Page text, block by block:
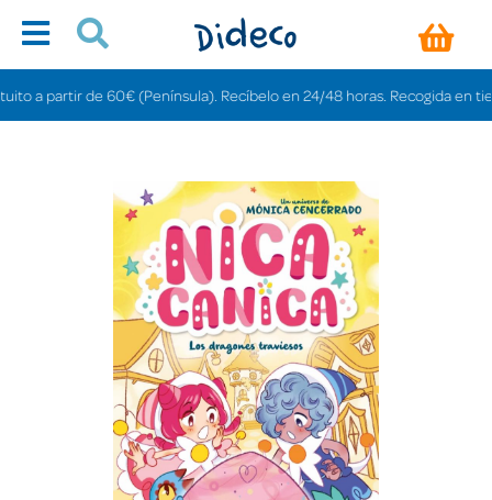
partir de 60€ (Península). Recíbelo en 24/48 horas. Recogida en